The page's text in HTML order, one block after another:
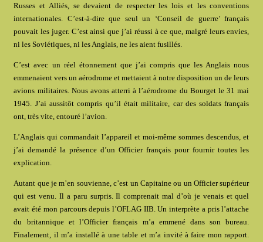
Russes et Alliés, se devaient de respecter les lois et les conventions
internationales. C’est-à-dire que seul un ‘Conseil de guerre’ français
pouvait les juger. C’est ainsi que j’ai réussi à ce que, malgré leurs envies,
ni les Soviétiques, ni les Anglais, ne les aient fusillés.
C’est avec un réel étonnement que j’ai compris que les Anglais nous
emmenaient vers un aérodrome et mettaient à notre disposition un de leurs
avions militaires. Nous avons atterri à l’aérodrome du Bourget le 31 mai
1945. J’ai aussitôt compris qu’il était militaire, car des soldats français
ont, très vite, entouré l’avion.
L’Anglais qui commandait l’appareil et moi-même sommes descendus, et
j’ai demandé la présence d’un Officier français pour fournir toutes les
explication.
Autant que je m’en souvienne, c’est un Capitaine ou un Officier supérieur
qui est venu. Il a paru surpris. Il comprenait mal d’où je venais et quel
avait été mon parcours depuis l’OFLAG IIB. Un interprète a pris l’attache
du britannique et l’Officier français m’a emmené dans son bureau.
Finalement, il m’a installé à une table et m’a invité à faire mon rapport.